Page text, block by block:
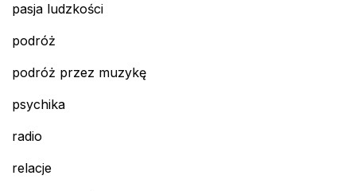
pasja ludzkości
podróż
podróż przez muzykę
psychika
radio
relacje